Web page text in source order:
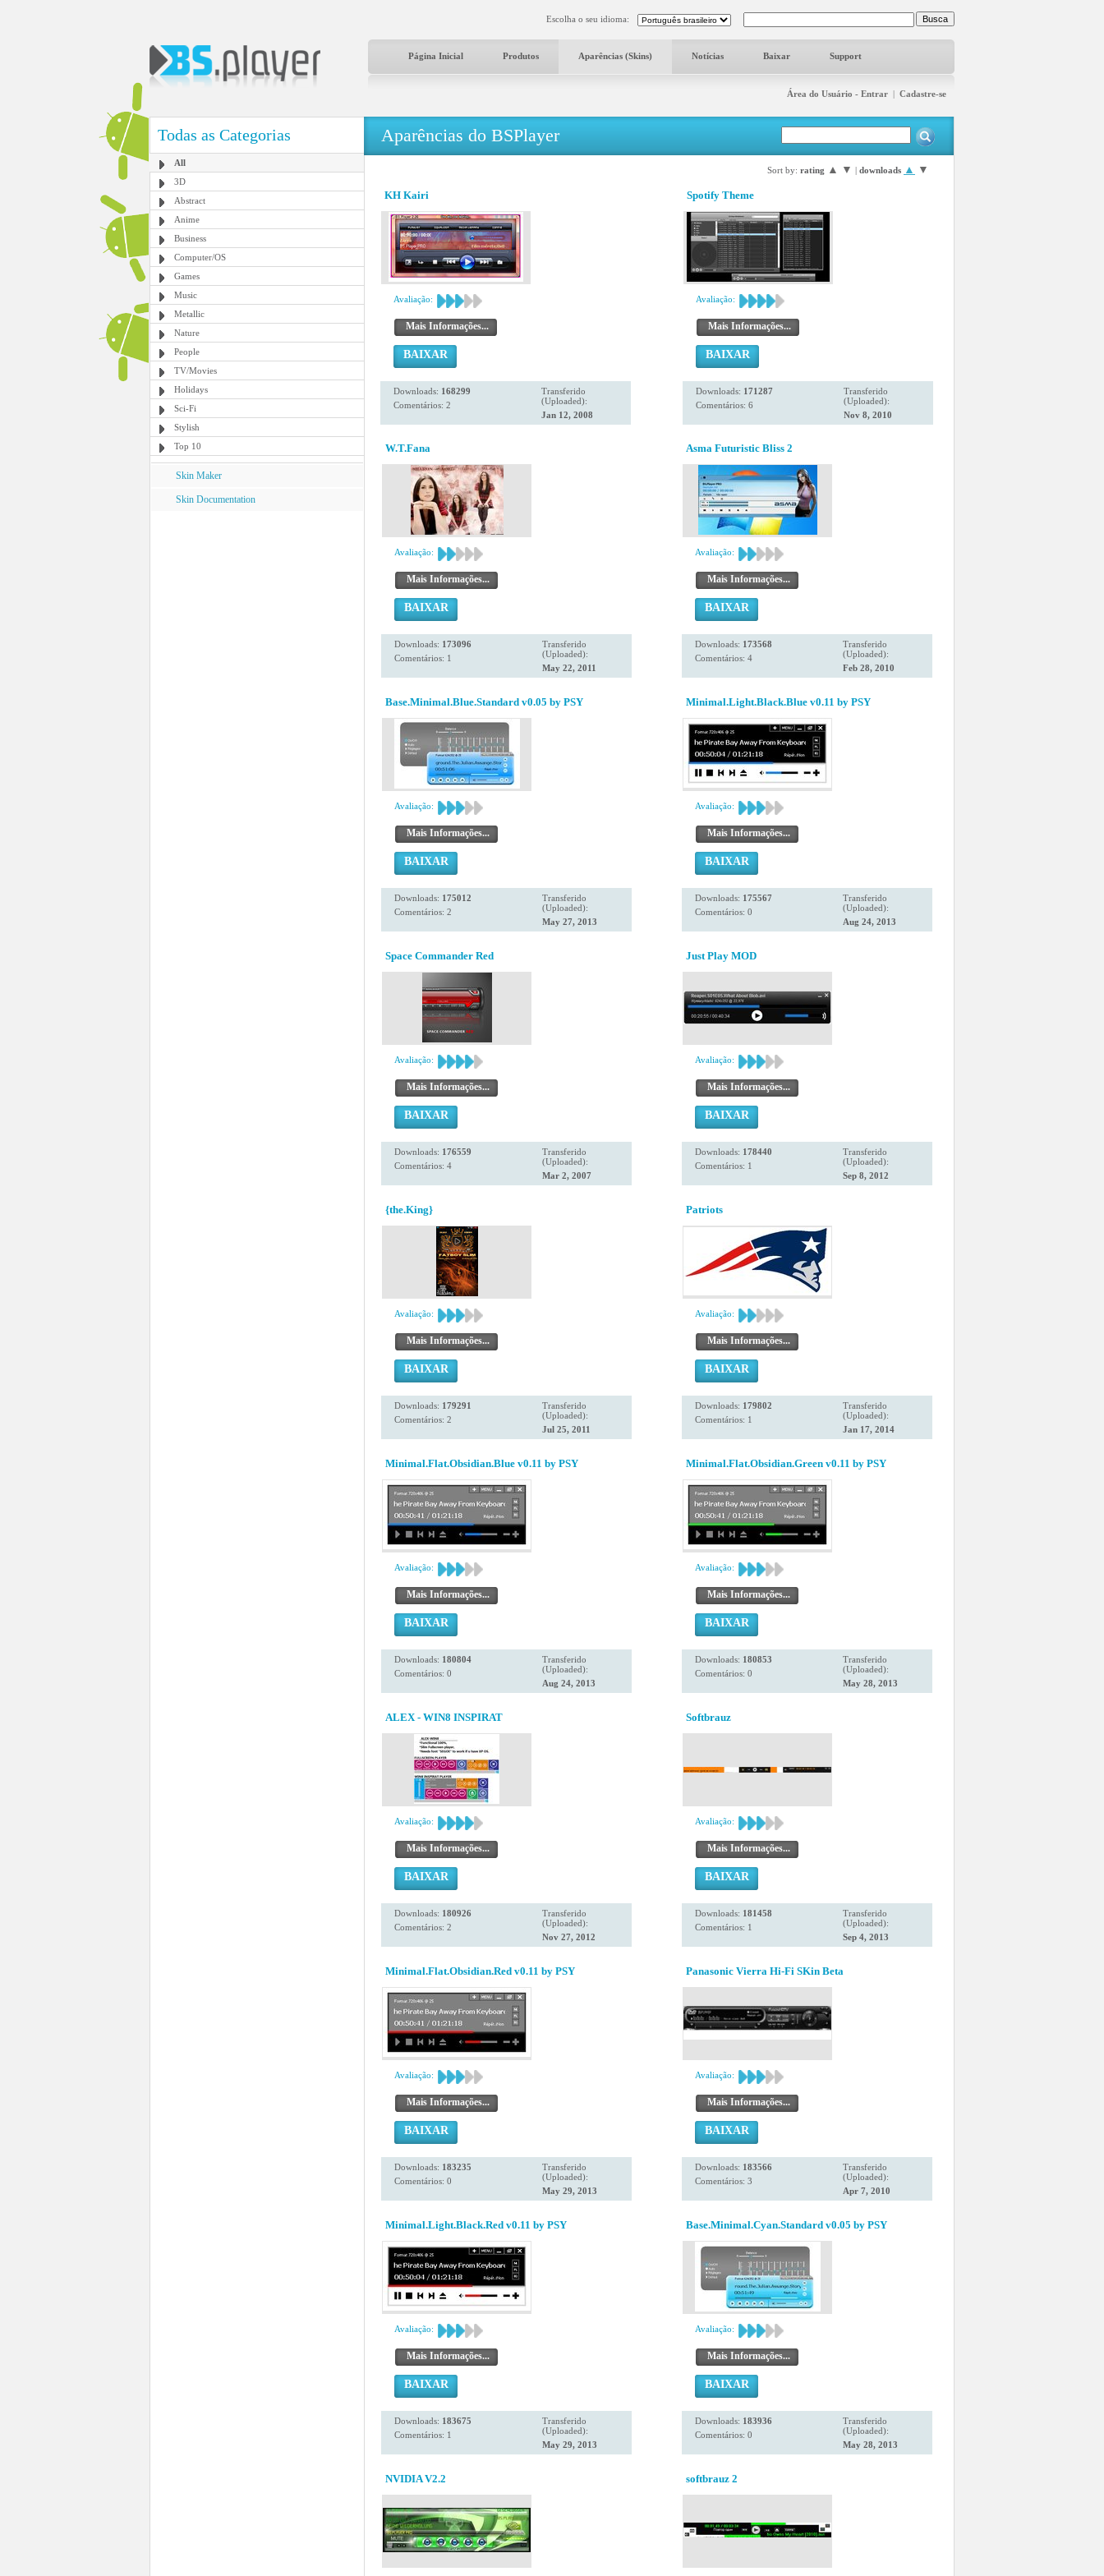
Escolha o seu idioma:
Página Inicial Produtos Aparências (Skins) Notícias Baixar Support
Área do Usuário - Entrar | Cadastre-se
Todas as Categorias
All
3D
Abstract
Anime
Business
Computer/OS
Games
Music
Metallic
Nature
People
TV/Movies
Holidays
Sci-Fi
Stylish
Top 10
Skin Maker
Skin Documentation
Aparências do BSPlayer
Sort by: rating ▲ ▼ | downloads ▲ ▼
KH Kairi
Avaliação:
Mais Informações...
BAIXAR
Downloads: 168299
Comentários: 2
Transferido
(Uploaded):
Jan 12, 2008
Spotify Theme
Avaliação:
Mais Informações...
BAIXAR
Downloads: 171287
Comentários: 6
Transferido
(Uploaded):
Nov 8, 2010
W.T.Fana
Avaliação:
Mais Informações...
BAIXAR
Downloads: 173096
Comentários: 1
Transferido
(Uploaded):
May 22, 2011
Asma Futuristic Bliss 2
Avaliação:
Mais Informações...
BAIXAR
Downloads: 173568
Comentários: 4
Transferido
(Uploaded):
Feb 28, 2010
Base.Minimal.Blue.Standard v0.05 by PSY
Avaliação:
Mais Informações...
BAIXAR
Downloads: 175012
Comentários: 2
Transferido
(Uploaded):
May 27, 2013
Minimal.Light.Black.Blue v0.11 by PSY
Avaliação:
Mais Informações...
BAIXAR
Downloads: 175567
Comentários: 0
Transferido
(Uploaded):
Aug 24, 2013
Space Commander Red
Avaliação:
Mais Informações...
BAIXAR
Downloads: 176559
Comentários: 4
Transferido
(Uploaded):
Mar 2, 2007
Just Play MOD
Avaliação:
Mais Informações...
BAIXAR
Downloads: 178440
Comentários: 1
Transferido
(Uploaded):
Sep 8, 2012
{the.King}
Avaliação:
Mais Informações...
BAIXAR
Downloads: 179291
Comentários: 2
Transferido
(Uploaded):
Jul 25, 2011
Patriots
Avaliação:
Mais Informações...
BAIXAR
Downloads: 179802
Comentários: 1
Transferido
(Uploaded):
Jan 17, 2014
Minimal.Flat.Obsidian.Blue v0.11 by PSY
Avaliação:
Mais Informações...
BAIXAR
Downloads: 180804
Comentários: 0
Transferido
(Uploaded):
Aug 24, 2013
Minimal.Flat.Obsidian.Green v0.11 by PSY
Avaliação:
Mais Informações...
BAIXAR
Downloads: 180853
Comentários: 0
Transferido
(Uploaded):
May 28, 2013
ALEX - WIN8 INSPIRAT
Avaliação:
Mais Informações...
BAIXAR
Downloads: 180926
Comentários: 2
Transferido
(Uploaded):
Nov 27, 2012
Softbrauz
Avaliação:
Mais Informações...
BAIXAR
Downloads: 181458
Comentários: 1
Transferido
(Uploaded):
Sep 4, 2013
Minimal.Flat.Obsidian.Red v0.11 by PSY
Avaliação:
Mais Informações...
BAIXAR
Downloads: 183235
Comentários: 0
Transferido
(Uploaded):
May 29, 2013
Panasonic Vierra Hi-Fi SKin Beta
Avaliação:
Mais Informações...
BAIXAR
Downloads: 183566
Comentários: 3
Transferido
(Uploaded):
Apr 7, 2010
Minimal.Light.Black.Red v0.11 by PSY
Avaliação:
Mais Informações...
BAIXAR
Downloads: 183675
Comentários: 1
Transferido
(Uploaded):
May 29, 2013
Base.Minimal.Cyan.Standard v0.05 by PSY
Avaliação:
Mais Informações...
BAIXAR
Downloads: 183936
Comentários: 0
Transferido
(Uploaded):
May 28, 2013
NVIDIA V2.2 softbrauz 2